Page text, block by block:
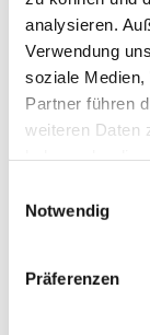
analysieren.
Verwendung
soziale Medien,
Partner führen
weiteren Daten
Notwendig
Präferenzen